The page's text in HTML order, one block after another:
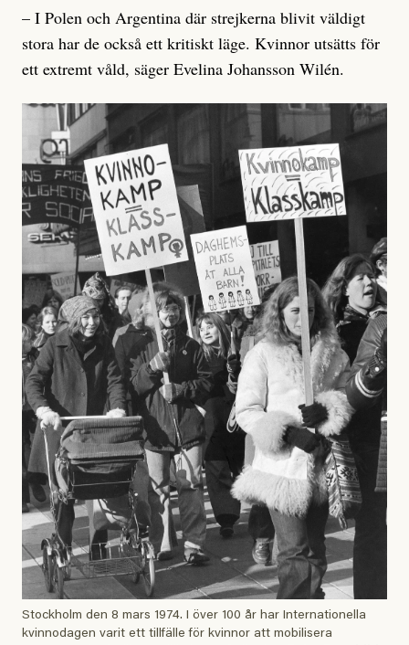
– I Polen och Argentina där strejkerna blivit väldigt
stora har de också ett kritiskt läge. Kvinnor utsätts för
ett extremt våld, säger Evelina Johansson Wilén.
Stockholm den 8 mars 1974. I över 100 år har Internationella
kvinnodagen varit ett tillfälle för kvinnor att mobilisera